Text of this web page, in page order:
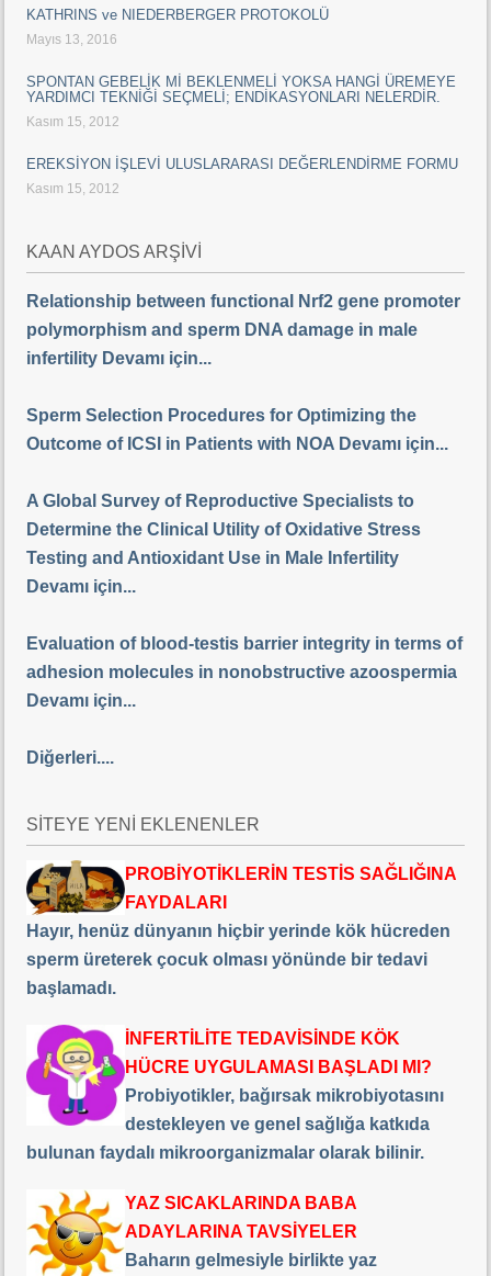
KATHRINS ve NIEDERBERGER PROTOKOLÜ
Mayıs 13, 2016
SPONTAN GEBELİK Mİ BEKLENMELİ YOKSA HANGİ ÜREMEYE
YARDIMCI TEKNİĞİ SEÇMELİ; ENDİKASYONLARI NELERDİR.
Kasım 15, 2012
EREKSİYON İŞLEVİ ULUSLARARASI DEĞERLENDİRME FORMU
Kasım 15, 2012
KAAN AYDOS ARŞİVİ
Relationship between functional Nrf2 gene promoter
polymorphism and sperm DNA damage in male
infertility Devamı için...
Sperm Selection Procedures for Optimizing the
Outcome of ICSI in Patients with NOA Devamı için...
A Global Survey of Reproductive Specialists to
Determine the Clinical Utility of Oxidative Stress
Testing and Antioxidant Use in Male Infertility
Devamı için...
Evaluation of blood-testis barrier integrity in terms of
adhesion molecules in nonobstructive azoospermia
Devamı için...
Diğerleri....
SİTEYE YENİ EKLENENLER
PROBİYOTİKLERİN TESTİS SAĞLIĞINA
FAYDALARI
Hayır, henüz dünyanın hiçbir yerinde kök hücreden
sperm üreterek çocuk olması yönünde bir tedavi
başlamadı.
İNFERTİLİTE TEDAVİSİNDE KÖK
HÜCRE UYGULAMASI BAŞLADI MI?
Probiyotikler, bağırsak mikrobiyotasını
destekleyen ve genel sağlığa katkıda
bulunan faydalı mikroorganizmalar olarak bilinir.
YAZ SICAKLARINDA BABA
ADAYLARINA TAVSİYELER
Baharın gelmesiyle birlikte yaz